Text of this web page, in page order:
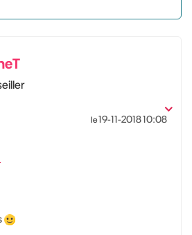
le‎19-11-201810:08